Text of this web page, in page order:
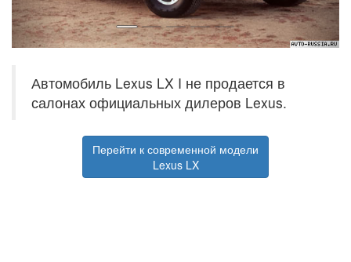
Автомобиль Lexus LX I не продается в
салонах официальных дилеров Lexus.
Перейти к современной модели
Lexus LX